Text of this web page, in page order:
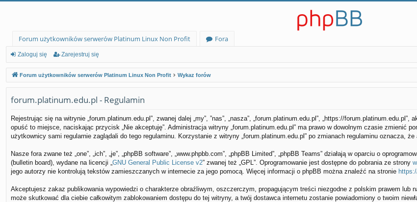
Forum użytkowników serwerów Platinum Linux Non Profit
Fora
Zaloguj się Zarejestruj się
Forum użytkowników serwerów Platinum Linux Non Profit Wykaz forów
forum.platinum.edu.pl - Regulamin
Rejestrując się na witrynie „forum.platinum.edu.pl”, zwanej dalej „my”, ”nas”, „nasza”, „forum.platinum.edu.pl”, „https://
opuść to miejsce, naciskając przycisk „Nie akceptuję”. Administracja witryny „forum.platinum.edu.pl” ma prawo w dowolnym czasie zmienić
użytkownicy sami regularnie zaglądali do tego regulaminu. Korzystanie z witryny „forum.platinum.edu.pl” po zmianach regulaminu oznacza,
Nasze fora zwane też „one”, „ich”, „je”, „phpBB software”, „www.phpbb.com”, „phpBB Limited”, „phpBB Teams” działają w oparciu o
(bulletin board), wydane na licencji „ GNU General Public License v2” zwanej też „GPL”. Oprogramowanie jest dostępne do pobrania ze strony
jego autorzy nie kontrolują tekstów zamieszczanych w internecie za jego pomocą. Więcej informacji o phpBB można znaleźć na stronie
Akceptujesz zakaz publikowania wypowiedzi o charakterze obraźliwym, oszczerczym, propagującym treści niezgodne z polskim prawem lub
może skutkować dla ciebie całkowitym zablokowaniem dostępu do tej witryny, a twój dostawca internetu zostanie powiadomiony o twoim